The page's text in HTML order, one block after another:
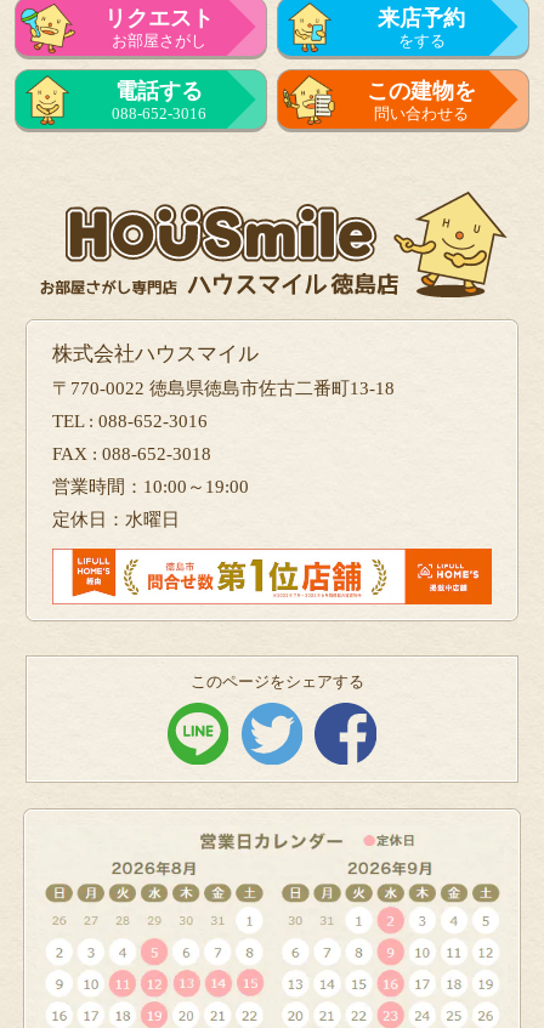
リクエスト
お部屋さがし
来店予約
をする
来店予約
をする
電話する
088-652-3016
この建物を
問い合わせる
株式会社ハウスマイル
〒770-0022 徳島県徳島市佐古二番町13-18
TEL : 088-652-3016
FAX : 088-652-3018
営業時間：10:00～19:00
定休日：水曜日
このページをシェアする